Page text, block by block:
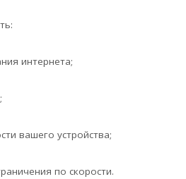
интернета;
вашего устройства;
по скорости.